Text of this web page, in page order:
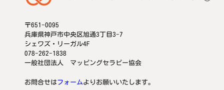
〒651-0095
兵庫県神戸市中央区旭通3丁目3-7
シェワズ・リーガル4F
078-262-1838
一般社団法人 マッピングセラピー協会
お問合せはフォームよりお願いいたします。